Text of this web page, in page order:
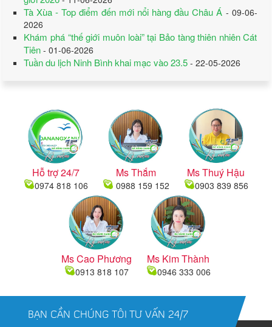
Tà Xùa - Top điểm đến mới nổi hàng đầu Châu Á - 09-06-
2026
Khám phá “thế giới muôn loài” tại Bảo tàng thiên nhiên Cát
Tiên - 01-06-2026
Tuần du lịch Ninh Bình khai mạc vào 23.5 - 22-05-2026
Hỗ trợ 24/7
0974 818 106
Ms Thắm
0988 159 152
Ms Thuý Hậu
0903 839 856
Ms Cao Phương
0913 818 107
Ms Kim Thành
0946 333 006
BẠN CẦN CHÚNG TÔI TƯ VẤN 24/7